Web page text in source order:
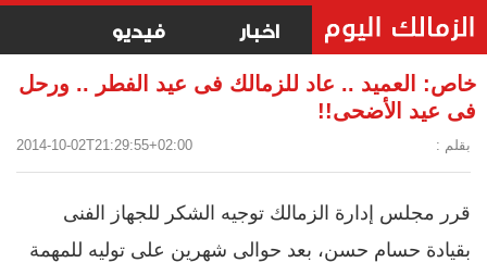
اخبار فيديو
خاص: العميد .. عاد للزمالك فى عيد الفطر .. ورحل
فى عيد الأضحى!!
بقلم : 2014-10-02T21:29:55+02:00
قرر مجلس إدارة الزمالك توجيه الشكر للجهاز الفنى
بقيادة حسام حسن، بعد حوالى شهرين على توليه للمهمة